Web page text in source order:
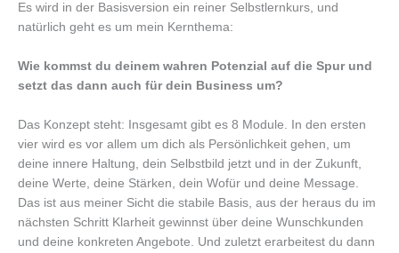
Es wird in der Basisversion ein reiner Selbstlernkurs, und
natürlich geht es um mein Kernthema:
Wie kommst du deinem wahren Potenzial auf die Spur und
setzt das dann auch für dein Business um?
Das Konzept steht: Insgesamt gibt es 8 Module. In den ersten
vier wird es vor allem um dich als Persönlichkeit gehen, um
deine innere Haltung, dein Selbstbild jetzt und in der Zukunft,
deine Werte, deine Stärken, dein Wofür und deine Message.
Das ist aus meiner Sicht die stabile Basis, aus der heraus du im
nächsten Schritt Klarheit gewinnst über deine Wunschkunden
und deine konkreten Angebote. Und zuletzt erarbeitest du dann